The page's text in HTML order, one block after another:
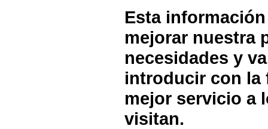
Esta
mejorar nuestra
necesidades y
introducir con la
mejor servicio a
visitan.